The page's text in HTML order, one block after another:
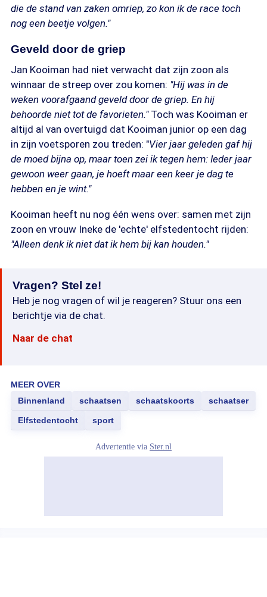
die de stand van zaken omriep, zo kon ik de race toch
nog een beetje volgen."
Geveld door de griep
Jan Kooiman had niet verwacht dat zijn zoon als
winnaar de streep over zou komen: "Hij was in de
weken voorafgaand geveld door de griep. En hij
behoorde niet tot de favorieten." Toch was Kooiman er
altijd al van overtuigd dat Kooiman junior op een dag
in zijn voetsporen zou treden: "Vier jaar geleden gaf hij
de moed bijna op, maar toen zei ik tegen hem: Ieder jaar
gewoon weer gaan, je hoeft maar een keer je dag te
hebben en je wint."
Kooiman heeft nu nog één wens over: samen met zijn
zoon en vrouw Ineke de 'echte' elfstedentocht rijden:
"Alleen denk ik niet dat ik hem bij kan houden."
Vragen? Stel ze!
Heb je nog vragen of wil je reageren? Stuur ons een
berichtje via de chat.
Naar de chat
MEER OVER
Binnenland
schaatsen schaatskoorts schaatser
Elfstedentocht sport
Advertentie via Ster.nl